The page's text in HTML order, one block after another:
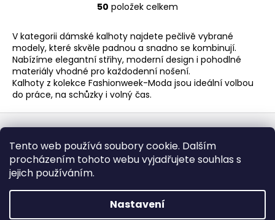
Tento web používá soubory cookie. Dalším
procházením tohoto webu vyjadřujete souhlas s
jejich používáním.
Nastavení
O
l
á
d
a
c
p
v
k
v
ý
p
50 položek celkem
V kategorii dámské kalhoty najdete pečlivě vybrané
modely, které skvěle padnou a snadno se kombinují.
Nabízíme elegantní střihy, moderní design i pohodlné
materiály vhodné pro každodenní nošení.
Kalhoty z kolekce Fashionweek-Moda jsou ideální volbou
do práce, na schůzky i volný čas.
Z
á
a
Formulář pro vrátení - stáhněte
Vrácení zboží
Dopravy a platby BEZPEČNÝ NÁKUP
Podmínky ochrany osobních údajů